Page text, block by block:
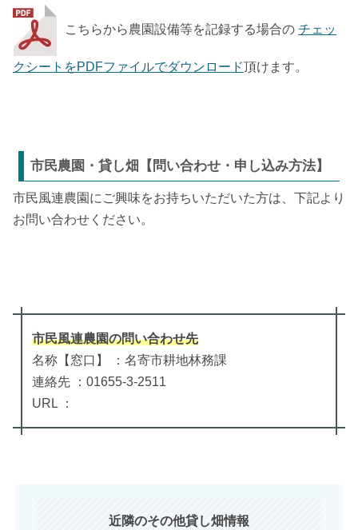
こちらから農園設備等を記録する場合の チェッ
クシートをPDFファイルでダウンロード頂けます。
市民農園・貸し畑【問い合わせ・申し込み方法】
市民風連農園にご興味をお持ちいただいた方は、下記より
お問い合わせください。
市民風連農園の問い合わせ先
名称【窓口】 ：名寄市耕地林務課
連絡先 ：01655-3-2511
URL ：
近隣のその他貸し畑情報